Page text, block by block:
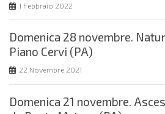
1 Febbraio 2022
Domenica 28 novembre.
Piano Cervi (PA)
22 Novembre 2021
Domenica 21 novembre.